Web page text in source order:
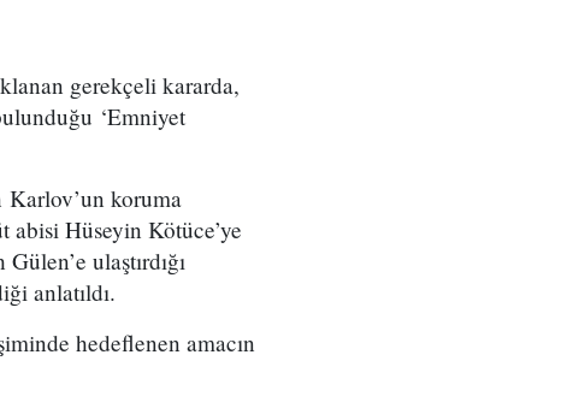
gerekçeli kararda,
‘Emniyet
Karlov’un koruma
Hüseyin Kötüce’ye
ulaştırdığı
anlatıldı.
hedeflenen amacın